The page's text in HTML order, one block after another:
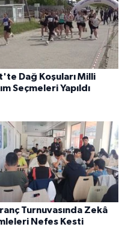
Dağ Koşuları Milli
Seçmeleri Yapıldı
Turnuvasında Zekâ
Nefes Kesti